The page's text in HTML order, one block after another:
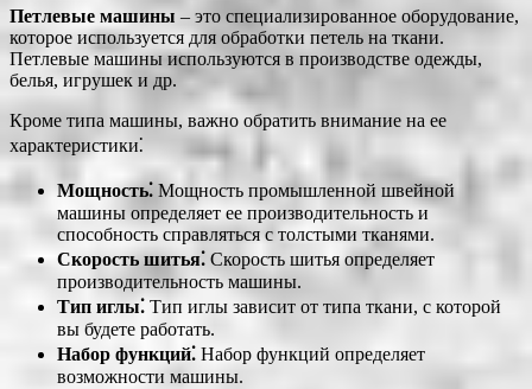
Петлевые машины – это специализированное оборудование,
которое используется для обработки петель на ткани.
Петлевые машины используются в производстве одежды,
белья, игрушек и др.
Кроме типа машины, важно обратить внимание на ее
характеристики⁚
Мощность⁚ Мощность промышленной швейной
машины определяет ее производительность и
способность справляться с толстыми тканями.
Скорость шитья⁚ Скорость шитья определяет
производительность машины.
Тип иглы⁚ Тип иглы зависит от типа ткани, с которой
вы будете работать.
Набор функций⁚ Набор функций определяет
возможности машины.